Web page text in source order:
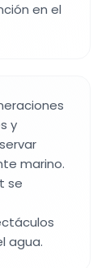
en el
y
marino.
se
agua.